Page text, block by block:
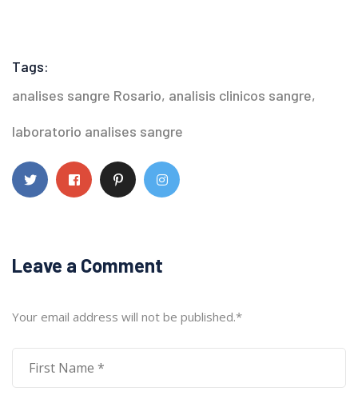
Tags:
analises sangre Rosario, analisis clinicos sangre,
laboratorio analises sangre
Leave a Comment
Your email address will not be published.*